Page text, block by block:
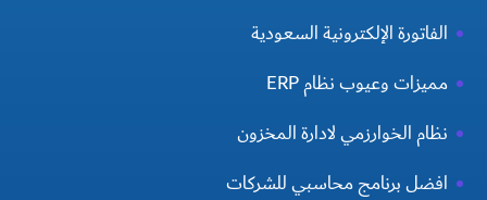
الفاتورة الإلكترونية السعودية
مميزات وعيوب نظام ERP
نظام الخوارزمي لادارة المخزون
افضل برنامج محاسبي للشركات